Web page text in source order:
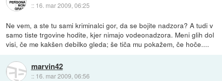
:: 16. mar 2009, 06:25
Ne vem, a ste tu sami kriminalci gor, da se bojite nadzora? A tudi v
samo tiste trgovine hodite, kjer nimajo vodeonadzora. Meni glih dol
visi, če me kakšen debilko gleda; še tiča mu pokažem, če hoče....
marvin42
:: 16. mar 2009, 06:56